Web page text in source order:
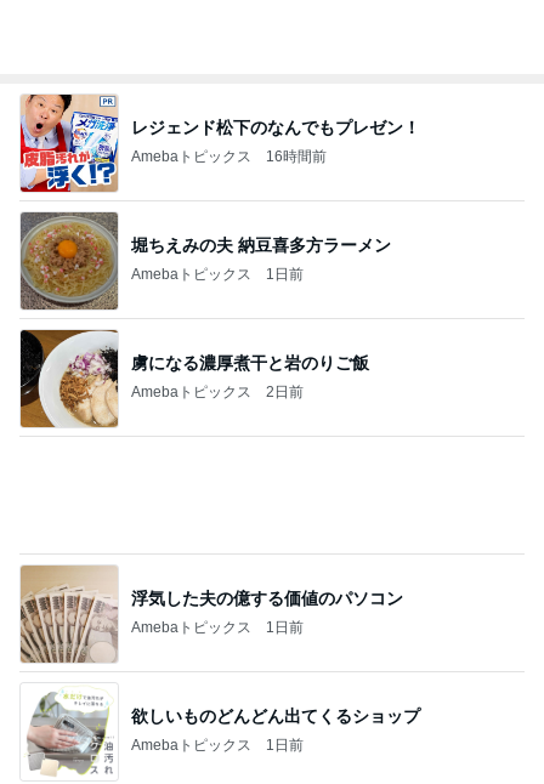
レジェンド松下のなんでもプレゼン！
Amebaトピックス 16時間前
堀ちえみの夫 納豆喜多方ラーメン
Amebaトピックス 1日前
虜になる濃厚煮干と岩のりご飯
Amebaトピックス 2日前
浮気した夫の億する価値のパソコン
Amebaトピックス 1日前
欲しいものどんどん出てくるショップ
Amebaトピックス 1日前